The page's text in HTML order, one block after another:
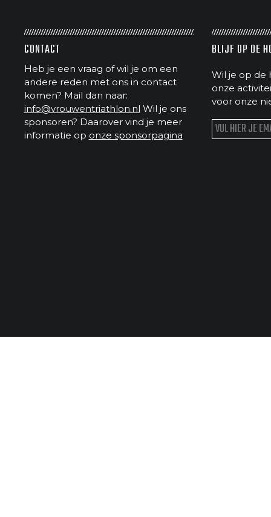
CONTACT
Heb je een vraag of wil je om een
andere reden met ons in contact
komen? Mail dan naar:
info@vrouwentriathlon.nl Wil je ons
sponsoren? Daarover vind je meer
informatie op onze sponsorpagina
BLIJF OP DE
Wil je op de
onze
voor onze